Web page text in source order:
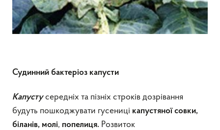
Судинний бактеріоз капусти
Капустусередніх та пізніх строків дозрівання
будуть пошкоджувати гусениці капустяної совки,
біланів, молі, попелиця. Розвиток